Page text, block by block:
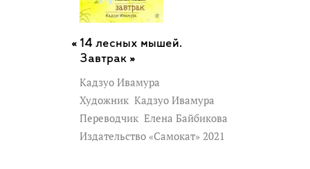
14 лесных мышей.
Завтрак »
Кадзуо Ивамура
Художник Кадзуо Ивамура
Переводчик Елена Байбикова
Издательство «Самокат» 2021